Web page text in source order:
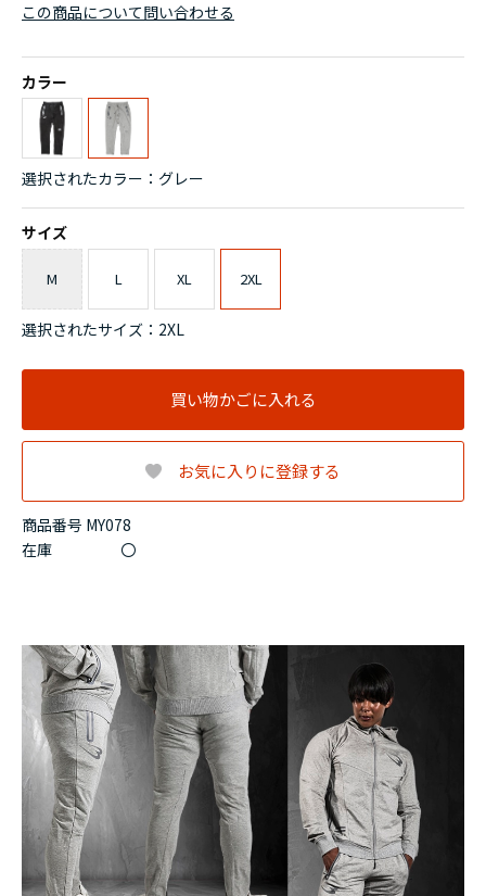
商品番号 MY078
在庫 〇
カラー
選択されたカラー：グレー
サイズ
M L XL 2XL
選択されたサイズ：2XL
買い物かごに入れる
お気に入りに登録する
この商品について問い合わせる